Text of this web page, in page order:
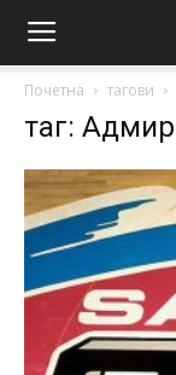
Почетна тагови
таг: